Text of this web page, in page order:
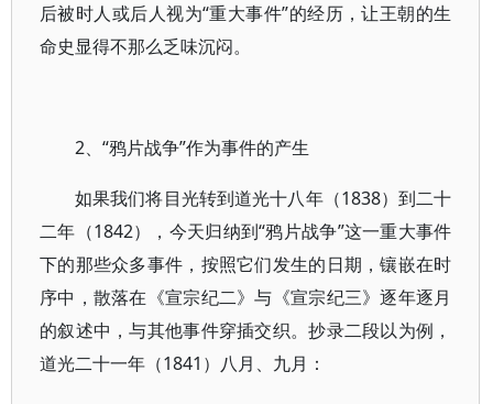
后被时人或后人视为“重大事件”的经历，让王朝的生
命史显得不那么乏味沉闷。
2、“鸦片战争”作为事件的产生
如果我们将目光转到道光十八年（1838）到二十
二年（1842），今天归纳到“鸦片战争”这一重大事件
下的那些众多事件，按照它们发生的日期，镶嵌在时
序中，散落在《宣宗纪二》与《宣宗纪三》逐年逐月
的叙述中，与其他事件穿插交织。抄录二段以为例，
道光二十一年（1841）八月、九月：